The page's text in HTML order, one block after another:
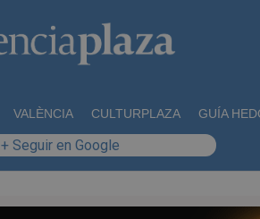
VALÈNCIA CULTURPLAZA GUÍA
+ Seguir en Google